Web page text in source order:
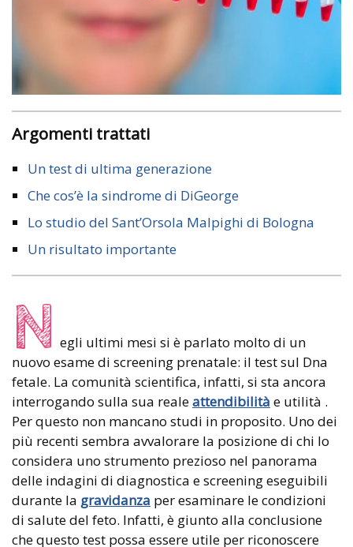
Argomenti trattati
Un test di ultima generazione
Che cos’è la sindrome di DiGeorge
Lo studio del Sant’Orsola Malpighi di Bologna
Un risultato importante
N egli ultimi mesi si è parlato molto di un
nuovo esame di screening prenatale: il test sul Dna
fetale. La comunità scientifica, infatti, si sta ancora
interrogando sulla sua realeattendibilità e utilità .
Per questo non mancano studi in proposito. Uno dei
più recenti sembra avvalorare la posizione di chi lo
considera uno strumento prezioso nel panorama
delle indagini di diagnostica e screening eseguibili
durante la gravidanza per esaminare le condizioni
di salute del feto. Infatti, è giunto alla conclusione
che questo test possa essere utile per riconoscere